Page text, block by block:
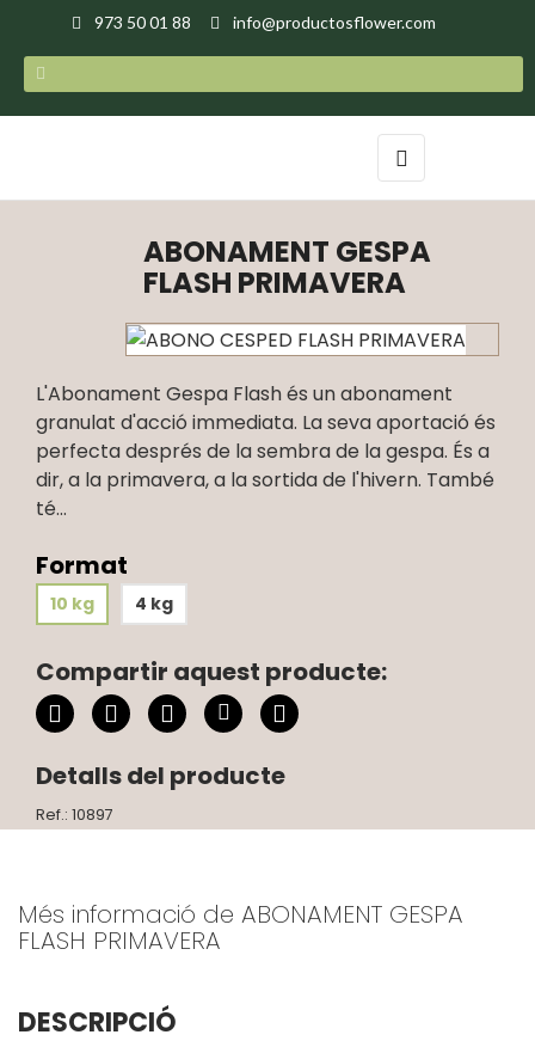
973 50 01 88 info@productosflower.com
Toggle
navigation
☰
ABONAMENT GESPA
FLASH PRIMAVERA
L'Abonament Gespa Flash és un abonament
granulat d'acció immediata. La seva aportació és
perfecta després de la sembra de la gespa. És a
dir, a la primavera, a la sortida de l'hivern. També
té...
Format
10 kg 4 kg
Compartir aquest producte:
Detalls del producte
Ref.: 10897
Més informació de ABONAMENT GESPA
FLASH PRIMAVERA
DESCRIPCIÓ